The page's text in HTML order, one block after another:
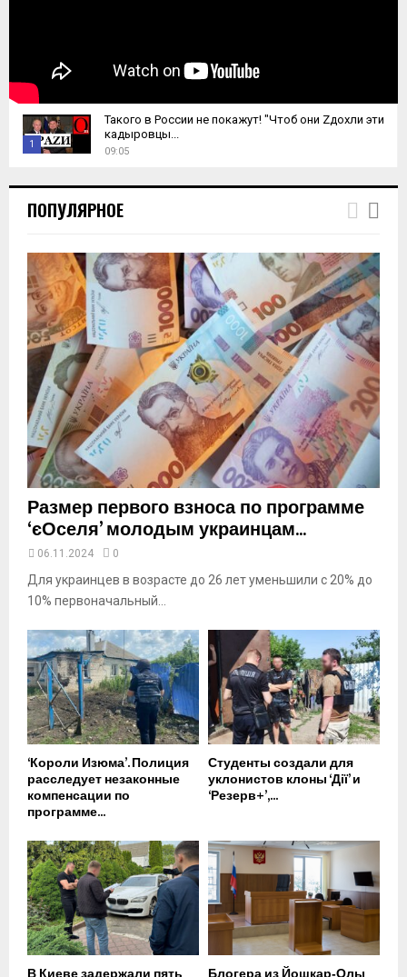
1
h
u
a
y
u
e
Такого в России не покажут! "Чтоб они Zдохли эти
кадыровцы...
09:05
ПОПУЛЯРНОЕ
Размер первого взноса по программе
‘єОселя’ молодым украинцам...
06.11.2024 0
Для украинцев в возрасте до 26 лет уменьшили с 20% до
10% первоначальный...
‘Короли Изюма’. Полиция
расследует незаконные
компенсации по
программе...
Студенты создали для
уклонистов клоны ‘Дії’ и
‘Резерв+’,...